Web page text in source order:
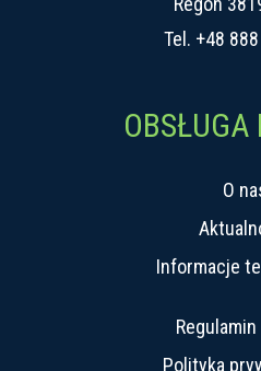
Tel. +48
OBSŁUGA
O
Informacje
Polityka